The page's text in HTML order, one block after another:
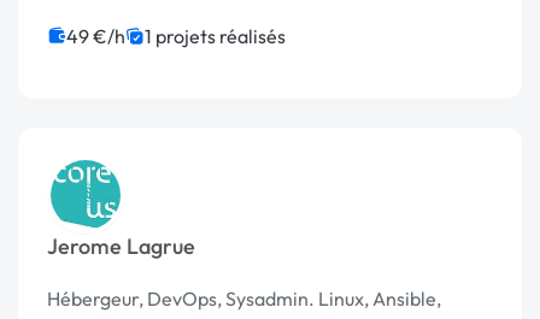
49 €/h 1 projets réalisés
Jerome Lagrue
Hébergeur, DevOps, Sysadmin. Linux, Ansible,